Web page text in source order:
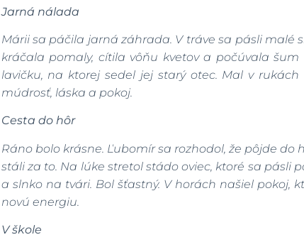
Jarná nálada
Márii sa páčila jarná záhrada. V tráve sa pásli malé
kráčala pomaly, cítila vôňu kvetov a počúvala
lavičku, na ktorej sedel jej starý otec. Mal v
múdrosť, láska a pokoj.
Cesta do hôr
Ráno bolo krásne. Ľubomír sa rozhodol, že pôjde
stáli za to. Na lúke stretol stádo oviec, ktoré sa pásli
a slnko na tvári. Bol šťastný. V horách našiel pokoj,
novú energiu.
V škole